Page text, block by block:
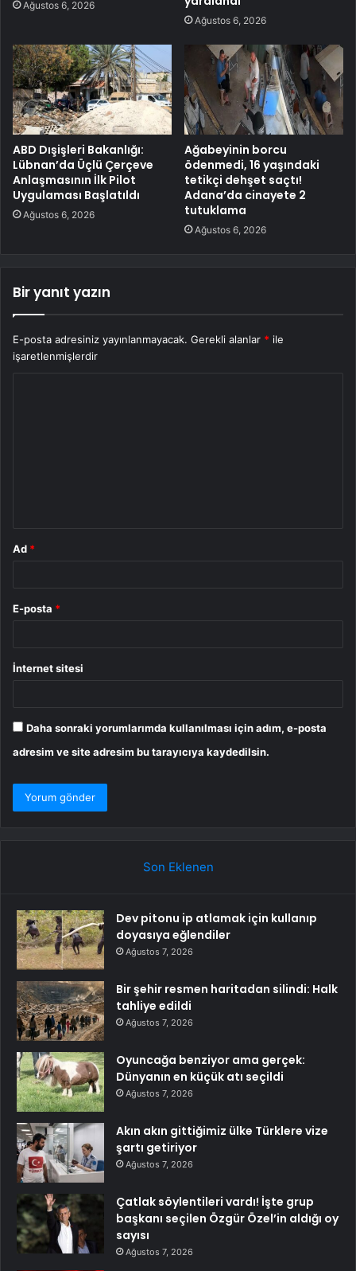
Ağustos 6, 2026
Ağustos 6, 2026
ABD Dışişleri Bakanlığı:
Lübnan’da Üçlü Çerçeve
Anlaşmasının İlk Pilot
Uygulaması Başlatıldı
Ağustos 6, 2026
Ağabeyinin borcu
ödenmedi, 16 yaşındaki
tetikçi dehşet saçtı!
Adana’da cinayete 2
tutuklama
Ağustos 6, 2026
Bir yanıt yazın
E-posta adresiniz yayınlanmayacak. Gerekli alanlar * ile
işaretlenmişlerdir
Ad *
E-posta *
İnternet sitesi
Daha sonraki yorumlarımda kullanılması için adım, e-posta
adresim ve site adresim bu tarayıcıya kaydedilsin.
Son Eklenen
Dev pitonu ip atlamak için kullanıp
doyasıya eğlendiler
Ağustos 7, 2026
Bir şehir resmen haritadan silindi: Halk
tahliye edildi
Ağustos 7, 2026
Oyuncağa benziyor ama gerçek:
Dünyanın en küçük atı seçildi
Ağustos 7, 2026
Akın akın gittiğimiz ülke Türklere vize
şartı getiriyor
Ağustos 7, 2026
Çatlak söylentileri vardı! İşte grup
başkanı seçilen Özgür Özel’in aldığı oy
sayısı
Ağustos 7, 2026